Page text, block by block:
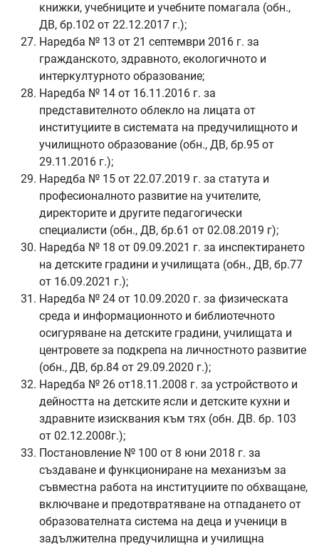
книжки, учебниците и учебните помагала (обн.,
ДВ, бр.102 от 22.12.2017 г.);
Наредба № 13 от 21 септември 2016 г. за
гражданското, здравното, екологичното и
интеркултурното образование;
Наредба № 14 от 16.11.2016 г. за
представителното облекло на лицата от
институциите в системата на предучилищното и
училищното образование (обн., ДВ, бр.95 от
29.11.2016 г.);
Наредба № 15 от 22.07.2019 г. за статута и
професионалното развитие на учителите,
директорите и другите педагогически
специалисти (обн., ДВ, бр.61 от 02.08.2019 г);
Наредба № 18 от 09.09.2021 г. за инспектирането
на детските градини и училищата (обн., ДВ, бр.77
от 16.09.2021 г.);
Наредба № 24 от 10.09.2020 г. за физическата
среда и информационното и библиотечното
осигуряване на детските градини, училищата и
центровете за подкрепа на личностното развитие
(обн., ДВ, бр.84 от 29.09.2020 г.);
Наредба № 26 от18.11.2008 г. за устройството и
дейността на детските ясли и детските кухни и
здравните изисквания към тях (обн. ДВ. бр. 103
от 02.12.2008г.);
Постановление № 100 от 8 юни 2018 г. за
създаване и функциониране на механизъм за
съвместна работа на институциите по обхващане,
включване и предотвратяване на отпадането от
образователната система на деца и ученици в
задължителна предучилищна и училищна